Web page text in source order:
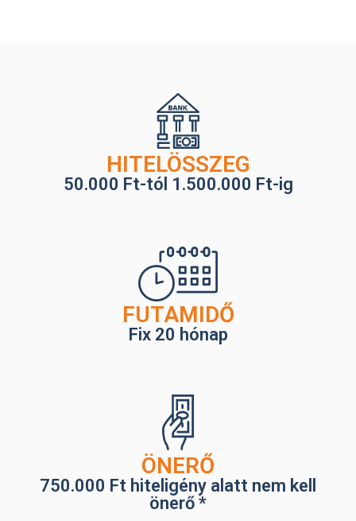
HITELÖSSZEG
50.000 Ft-tól 1.500.000 Ft-ig
FUTAMIDŐ
Fix 20 hónap
ÖNERŐ
750.000 Ft hiteligény alatt nem kell
önerő *